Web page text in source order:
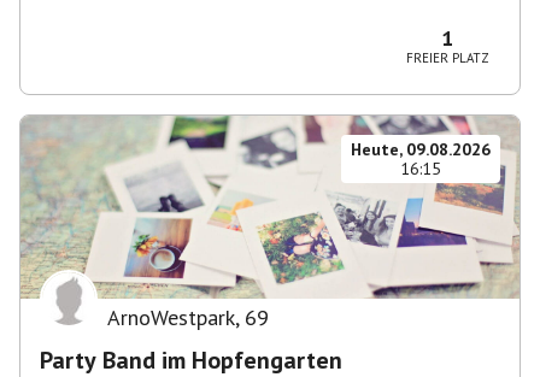
1
FREIER PLATZ
Heute, 09.08.2026
16:15
ArnoWestpark, 69
Party Band im Hopfengarten